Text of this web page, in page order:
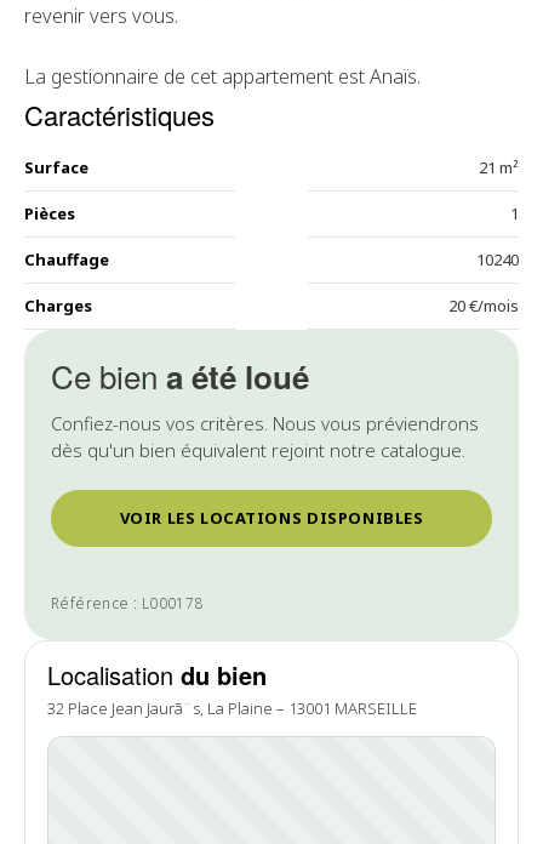
Ce bien a été loué
Confiez-nous vos critères. Nous vous préviendrons
dès qu'un bien équivalent rejoint notre catalogue.
VOIR LES LOCATIONS DISPONIBLES
Référence : L000178
Localisation du bien
32 Place Jean Jaurã¨s, La Plaine – 13001 MARSEILLE
revenir vers vous.
La gestionnaire de cet appartement est Anaïs.
Caractéristiques
Surface 21 m²
Pièces 1
Chauffage 10240
Charges 20 €/mois